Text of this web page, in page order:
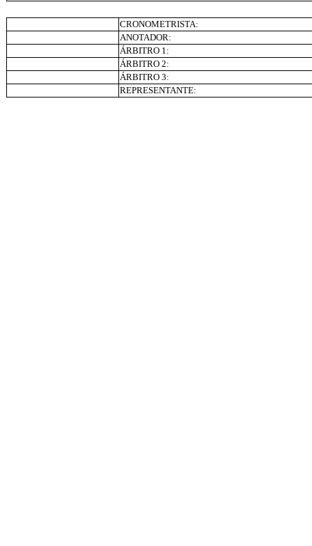
CRONOMETRISTA:
ANOTADOR:
ÁRBITRO 1:
ÁRBITRO 2:
ÁRBITRO 3:
REPRESENTANTE: